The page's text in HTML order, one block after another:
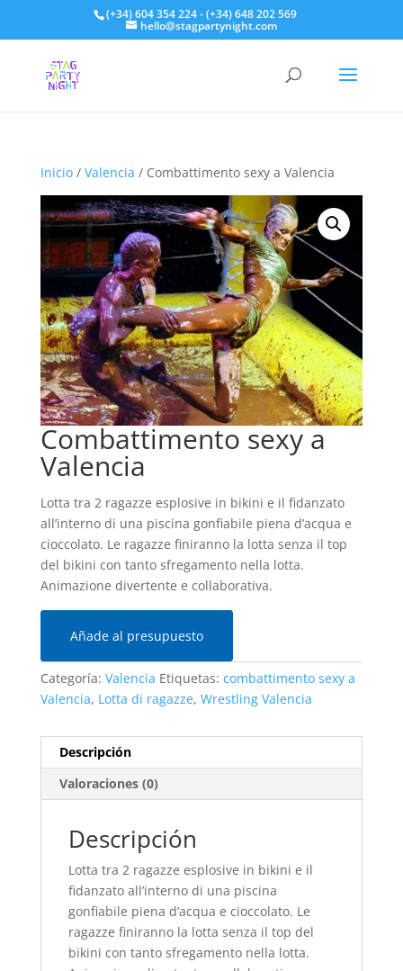
(+34) 604 354 224 - (+34) 648 202 569
hello@stagpartynight.com
Inicio/ Valencia / Combattimento sexy a Valencia
Combattimento sexy a
Valencia
Lotta tra 2 ragazze esplosive in bikini e il fidanzato
all’interno di una piscina gonfiabile piena d’acqua e
cioccolato. Le ragazze finiranno la lotta senza il top
del bikini con tanto sfregamento nella lotta.
Animazione divertente e collaborativa.
Añade al presupuesto
Categoría: Valencia Etiquetas: combattimento sexy a
Valencia, Lotta di ragazze, Wrestling Valencia
Descripción
Valoraciones (0)
Descripción
Lotta tra 2 ragazze esplosive in bikini e il
fidanzato all’interno di una piscina
gonfiabile piena d’acqua e cioccolato. Le
ragazze finiranno la lotta senza il top del
bikini con tanto sfregamento nella lotta.